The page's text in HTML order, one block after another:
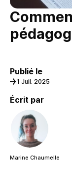
Publié le
1 Juil. 2025
Écrit par
Marine Chaumelle